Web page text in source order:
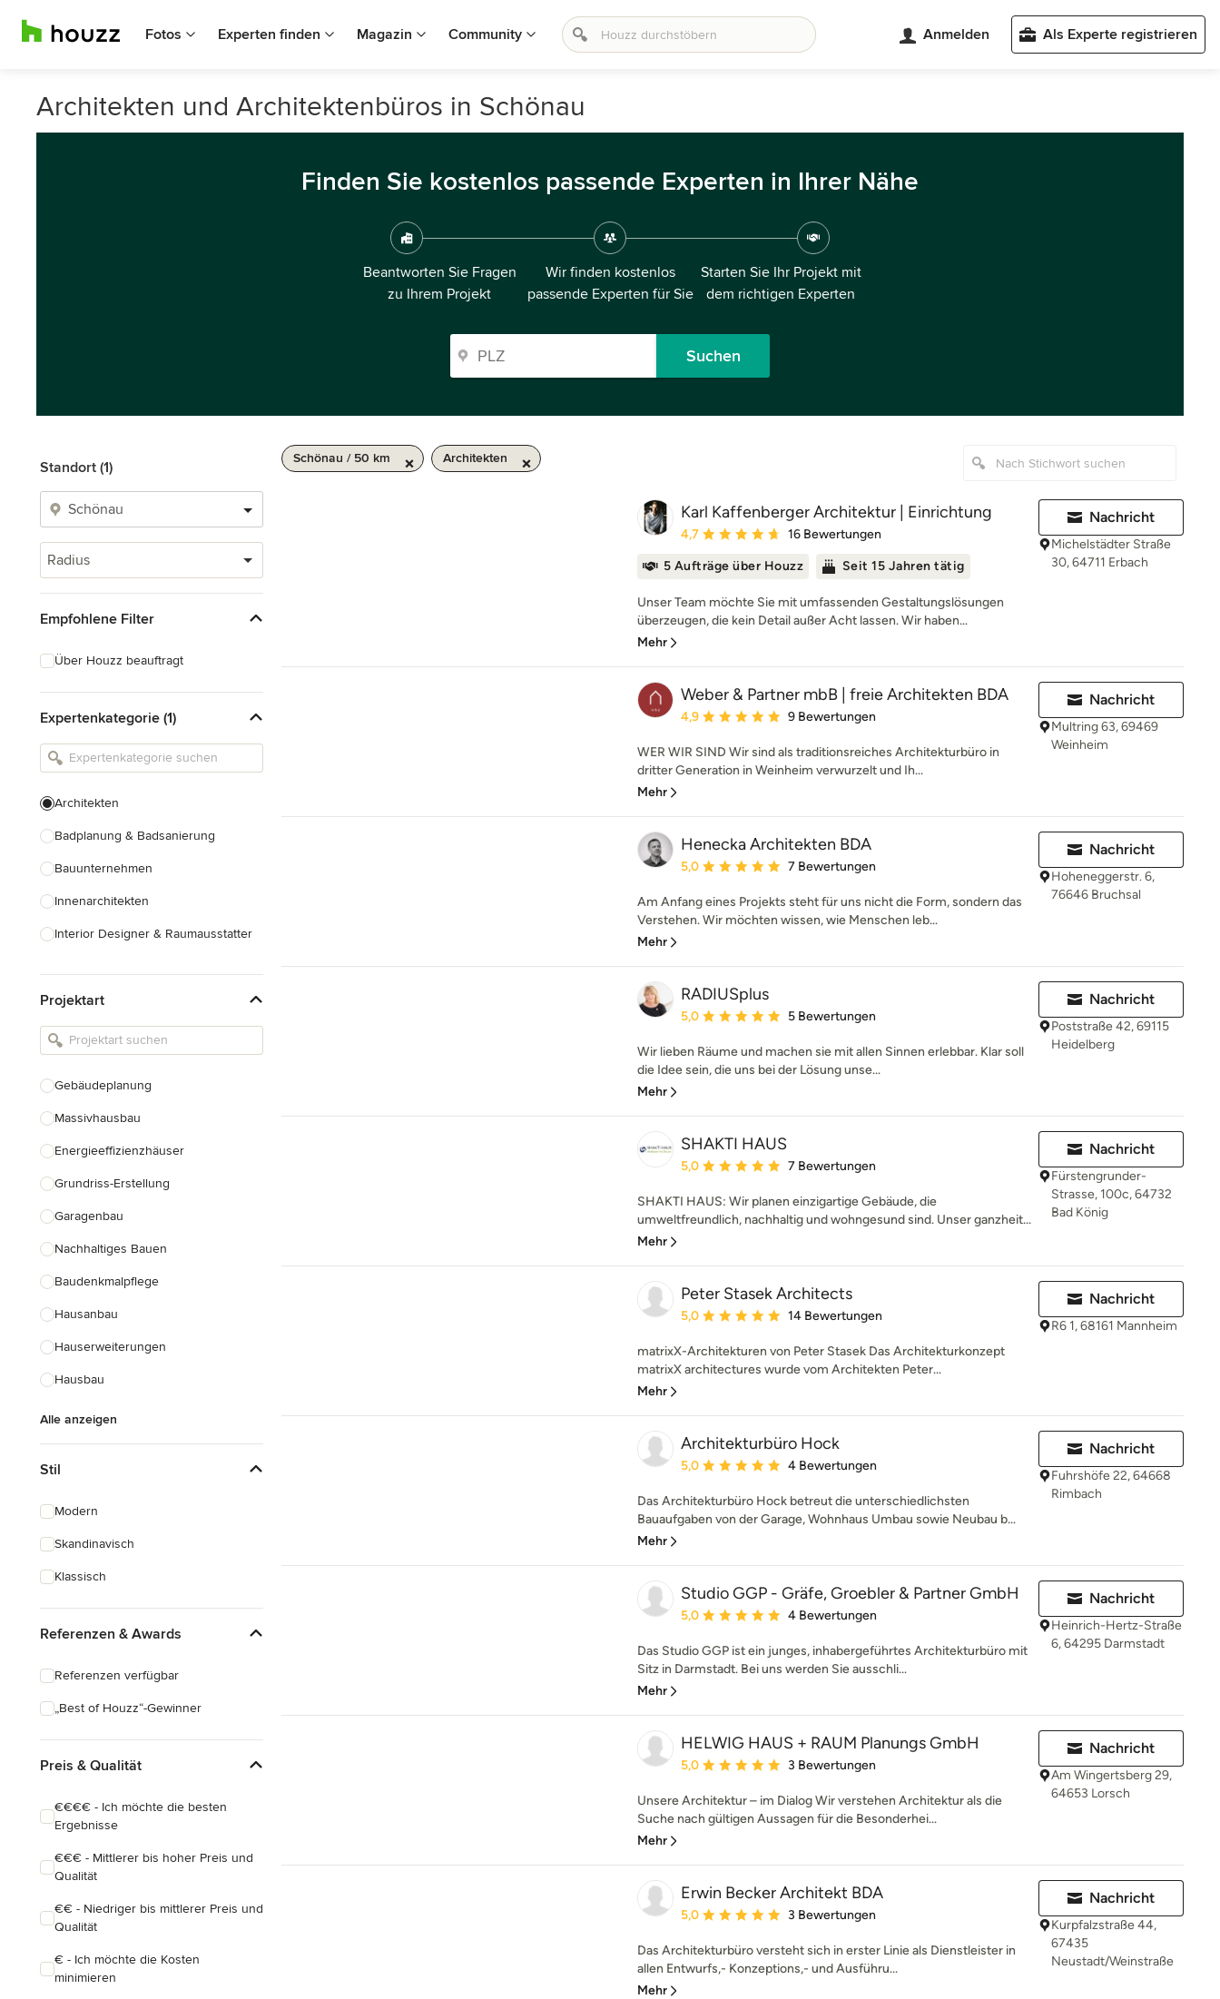
Fotos Experten finden Magazin Community Anmelden Als Experte registrieren
Architekten und Architektenbüros in Schönau
Finden Sie kostenlos passende Experten in Ihrer Nähe
Beantworten Sie Fragen
zu Ihrem Projekt
Wir finden kostenlos
passende Experten für Sie
Starten Sie Ihr Projekt mit
dem richtigen Experten
Suchen
Standort (1)
Radius
Empfohlene Filter
Über Houzz beauftragt
Expertenkategorie (1)
Architekten
Badplanung & Badsanierung
Bauunternehmen
Innenarchitekten
Interior Designer & Raumausstatter
Landschaftsarchitekten
Armaturen & Sanitärbedarf
Einbauschränke
Projektart
Gebäudeplanung
Massivhausbau
Energieeffizienzhäuser
Grundriss-Erstellung
Garagenbau
Nachhaltiges Bauen
Baudenkmalpflege
Hausanbau
Hauserweiterungen
Hausbau
Alle anzeigen
Stil
Modern
Skandinavisch
Klassisch
Referenzen & Awards
Referenzen verfügbar
„Best of Houzz“-Gewinner
Preis & Qualität
€€€€ - Ich möchte die besten
Ergebnisse
€€€ - Mittlerer bis hoher Preis und
Qualität
€€ - Niedriger bis mittlerer Preis und
Qualität
€ - Ich möchte die Kosten
minimieren
Schönau / 50 km Architekten
Karl Kaffenberger Architektur | Einrichtung
Durchschnittliche Bewertung: 4.7 von 5 Sternen
4,7 16 Bewertungen
5 Aufträge über Houzz Seit 15 Jahren tätig
Unser Team möchte Sie mit umfassenden Gestaltungslösungen
überzeugen, die kein Detail außer Acht lassen. Wir haben...
Mehr
Nachricht
Michelstädter Straße
30, 64711 Erbach
Weber & Partner mbB | freie Architekten BDA
Durchschnittliche Bewertung: 4.9 von 5 Sternen
4,9 9 Bewertungen
WER WIR SIND Wir sind als traditionsreiches Architekturbüro in
dritter Generation in Weinheim verwurzelt und Ih...
Mehr
Nachricht
Multring 63, 69469
Weinheim
Henecka Architekten BDA
Durchschnittliche Bewertung: 5 von 5 Sternen
5,0 7 Bewertungen
Am Anfang eines Projekts steht für uns nicht die Form, sondern das
Verstehen. Wir möchten wissen, wie Menschen leb...
Mehr
Nachricht
Hoheneggerstr. 6,
76646 Bruchsal
RADIUSplus
Durchschnittliche Bewertung: 5 von 5 Sternen
5,0 5 Bewertungen
Wir lieben Räume und machen sie mit allen Sinnen erlebbar. Klar soll
die Idee sein, die uns bei der Lösung unse...
Mehr
Nachricht
Poststraße 42, 69115
Heidelberg
SHAKTI HAUS
Durchschnittliche Bewertung: 5 von 5 Sternen
5,0 7 Bewertungen
SHAKTI HAUS: Wir planen einzigartige Gebäude, die
umweltfreundlich, nachhaltig und wohngesund sind. Unser ganzheit...
Mehr
Nachricht
Fürstengrunder-
Strasse, 100c, 64732
Bad König
Peter Stasek Architects
Durchschnittliche Bewertung: 5 von 5 Sternen
5,0 14 Bewertungen
matrixX-Architekturen von Peter Stasek Das Architekturkonzept
matrixX architectures wurde vom Architekten Peter...
Mehr
Nachricht
R6 1, 68161 Mannheim
Architekturbüro Hock
Durchschnittliche Bewertung: 5 von 5 Sternen
5,0 4 Bewertungen
Das Architekturbüro Hock betreut die unterschiedlichsten
Bauaufgaben von der Garage, Wohnhaus Umbau sowie Neubau b...
Mehr
Nachricht
Fuhrshöfe 22, 64668
Rimbach
Studio GGP - Gräfe, Groebler & Partner GmbH
Durchschnittliche Bewertung: 5 von 5 Sternen
5,0 4 Bewertungen
Das Studio GGP ist ein junges, inhabergeführtes Architekturbüro mit
Sitz in Darmstadt. Bei uns werden Sie ausschli...
Mehr
Nachricht
Heinrich-Hertz-Straße
6, 64295 Darmstadt
HELWIG HAUS + RAUM Planungs GmbH
Durchschnittliche Bewertung: 5 von 5 Sternen
5,0 3 Bewertungen
Unsere Architektur – im Dialog Wir verstehen Architektur als die
Suche nach gültigen Aussagen für die Besonderhei...
Mehr
Nachricht
Am Wingertsberg 29,
64653 Lorsch
Erwin Becker Architekt BDA
Durchschnittliche Bewertung: 5 von 5 Sternen
5,0 3 Bewertungen
Das Architekturbüro versteht sich in erster Linie als Dienstleister in
allen Entwurfs,- Konzeptions,- und Ausführu...
Mehr
Nachricht
Kurpfalzstraße 44,
67435
Neustadt/Weinstraße